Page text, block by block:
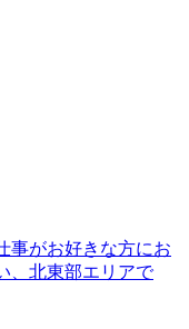
事がお好きな方にお
、北東部エリアで